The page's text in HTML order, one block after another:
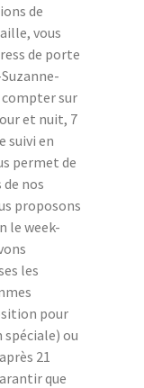
de
vous
de porte
compter sur
et nuit, 7
suivi en
permet de
nos
proposons
le week-
les
pour
ou
21
que